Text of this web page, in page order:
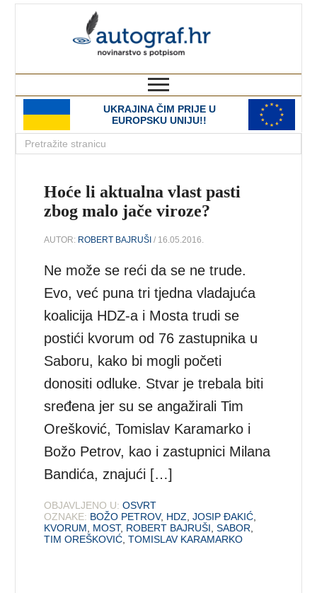
UKRAJINA ČIM PRIJE U
EUROPSKU UNIJU!!
Hoće li aktualna vlast pasti
zbog malo jače viroze?
AUTOR: ROBERT BAJRUŠI / 16.05.2016.
Ne može se reći da se ne trude.
Evo, već puna tri tjedna vladajuća
koalicija HDZ-a i Mosta trudi se
postići kvorum od 76 zastupnika u
Saboru, kako bi mogli početi
donositi odluke. Stvar je trebala biti
sređena jer su se angažirali Tim
Orešković, Tomislav Karamarko i
Božo Petrov, kao i zastupnici Milana
Bandića, znajući […]
OBJAVLJENO U: OSVRT
OZNAKE: BOŽO PETROV, HDZ ,JOSIP ĐAKIĆ
KVORUM
MOST, ROBERT BAJRUŠI ,SABOR
TIM OREŠKOVIĆ ,TOMISLAV KARAMARKO